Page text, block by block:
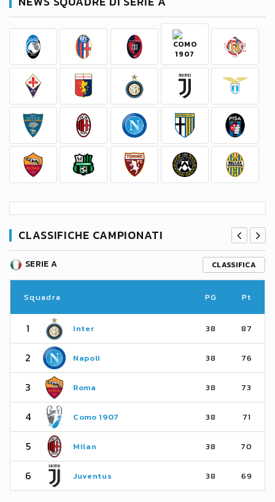
CLASSIFICHE CAMPIONATI
SERIE A CLASSIFICA
Squadra PG Pt
1 Inter 38 87
2 Napoli 38 76
3 Roma 38 73
4 Como 1907 38 71
5 Milan 38 70
6 Juventus 38 69